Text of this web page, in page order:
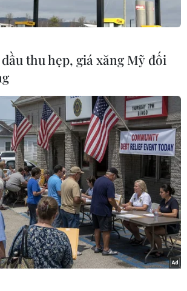
thu hẹp, giá xăng Mỹ đối